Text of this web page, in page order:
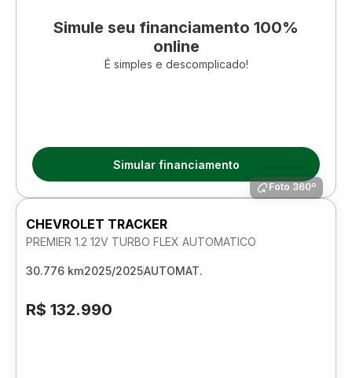
Simule seu financiamento 100%
online
É simples e descomplicado!
Simular financiamento
Foto 360º
CHEVROLET TRACKER
PREMIER 1.2 12V TURBO FLEX AUTOMATICO
30.776 km2025/2025AUTOMAT.
R$ 132.990